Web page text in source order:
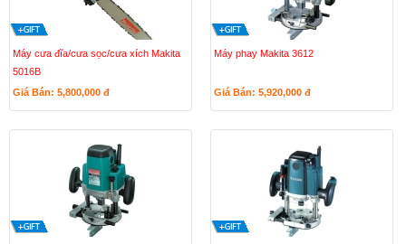
Máy cưa đĩa/cưa sọc/cưa xích Makita
5016B
Giá Bán: 5,800,000 đ
Máy phay Makita 3612
Giá Bán: 5,920,000 đ